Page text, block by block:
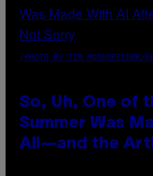
(PHOTO BY TIM MOSENFELDER/
So, Uh, One of
Summer Was
All—and the